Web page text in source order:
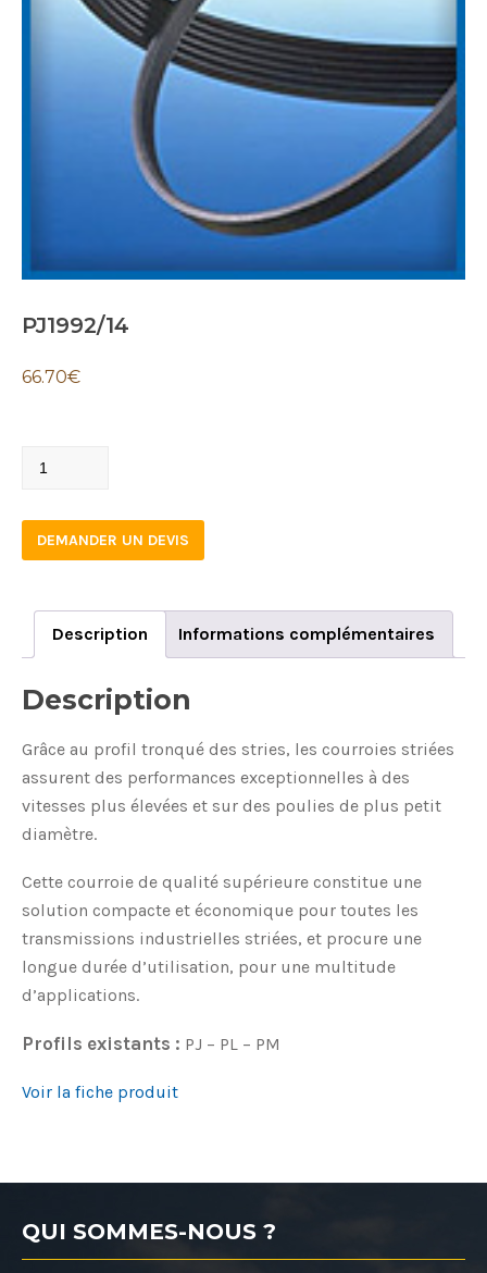
PJ1992/14
66.70€
PJ1992/14
DEMANDER UN DEVIS
Description Informations complémentaires
Description
Grâce au profil tronqué des stries, les courroies striées
assurent des performances exceptionnelles à des
vitesses plus élevées et sur des poulies de plus petit
diamètre.
Cette courroie de qualité supérieure constitue une
solution compacte et économique pour toutes les
transmissions industrielles striées, et procure une
longue durée d’utilisation, pour une multitude
d’applications.
Profils existants : PJ – PL – PM
Voir la fiche produit
QUI SOMMES-NOUS ?